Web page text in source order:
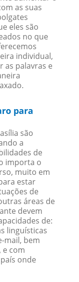
as suas
eles são
no que
individual,
as palavras e
para
são
a
de
importa o
muito em
estar
de
áreas de
devem
de:
linguísticas
mail, bem
e com
onde